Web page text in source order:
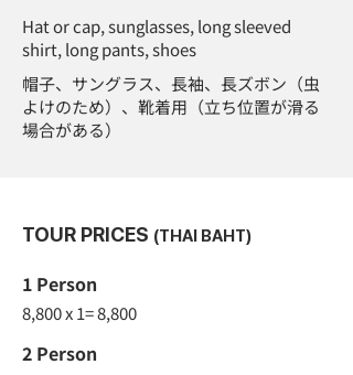
Hat or cap, sunglasses, long sleeved
shirt, long pants, shoes
帽子、サングラス、長袖、長ズボン（虫
よけのため）、靴着用（立ち位置が滑る
場合がある）
TOUR PRICES (THAI BAHT)
1 Person
8,800 x 1= 8,800
2 Person